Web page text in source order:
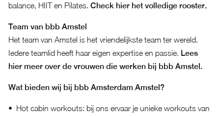
balance, HIIT en Pilates. Check hier het volledige rooster.
Team van bbb Amstel
Het team van Amstel is het vriendelijkste team ter wereld.
Iedere teamlid heeft haar eigen expertise en passie. Lees
hier meer over de vrouwen die werken bij bbb Amstel.
Wat bieden wij bij bbb Amsterdam Amstel?
Hot cabin workouts: bij ons ervaar je unieke workouts van